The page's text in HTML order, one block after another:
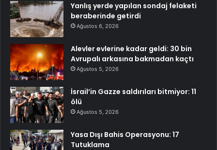
Yanlış yerde yapılan sondaj felaketi
beraberinde getirdi
Ağustos 6, 2026
Alevler evlerine kadar geldi: 30 bin
Avrupalı arkasına bakmadan kaçtı
Ağustos 5, 2026
İsrail’in Gazze saldırıları bitmiyor: 11
ölü
Ağustos 5, 2026
Yasa Dışı Bahis Operasyonu: 17
Tutuklama